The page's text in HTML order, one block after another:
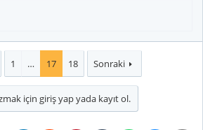
1 … 17 18 Sonraki
için giriş yap yada kayıt ol.